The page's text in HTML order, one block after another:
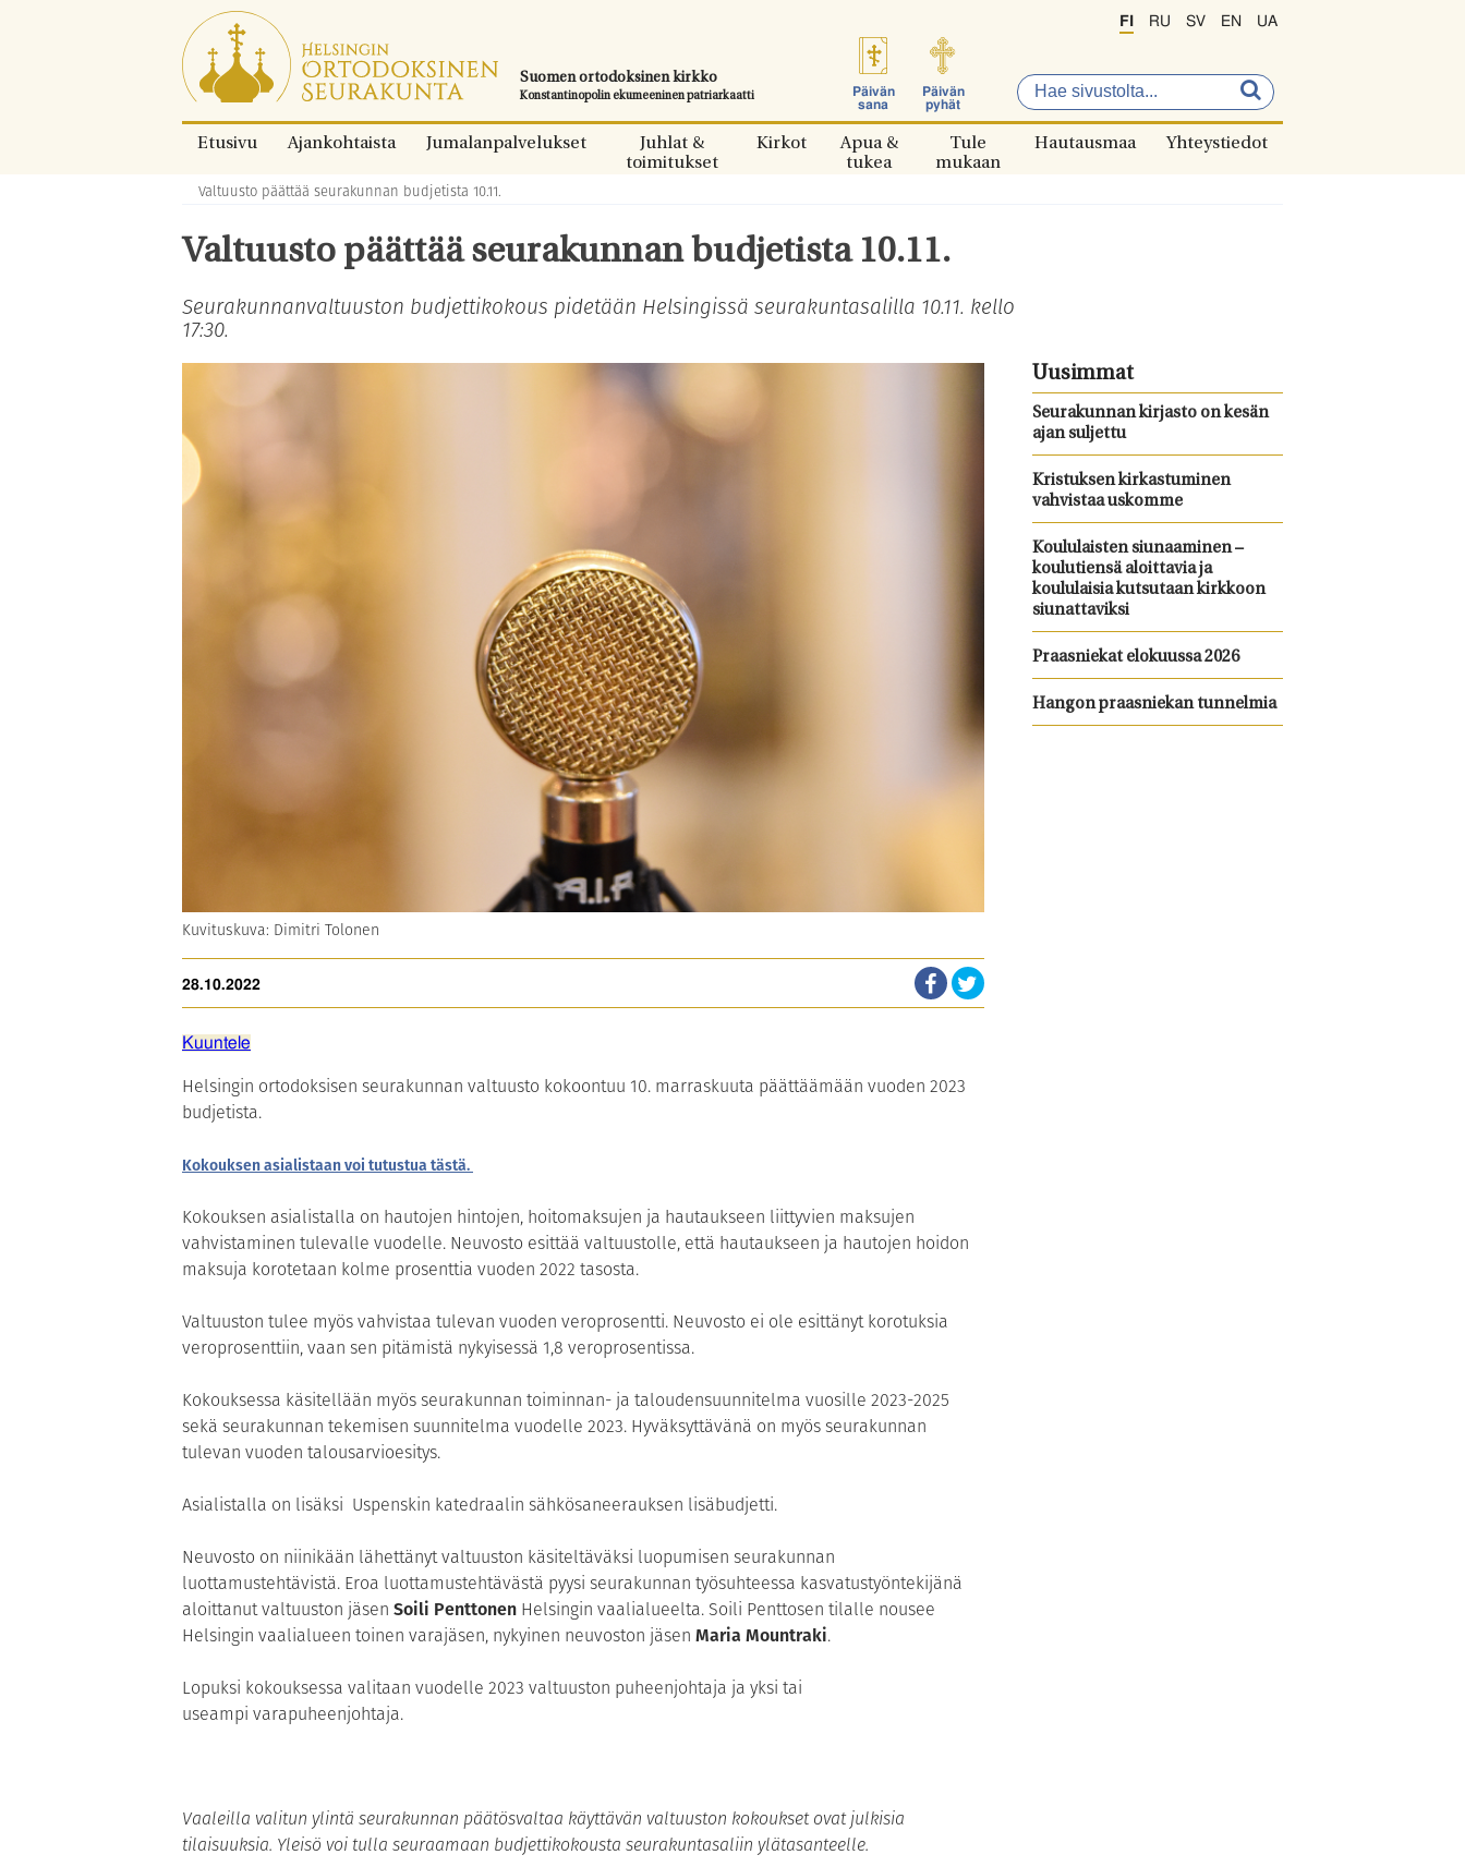
Siirry
suoraan
sisältöön.
Suomen ortodoksinen kirkko
Konstantinopolin ekumeeninen patriarkaatti
Päivän
sana
Päivän
pyhät
FI RU SV EN UA
Etusivu Ajankohtaista Jumalanpalvelukset
Juhlat &
toimitukset
Kirkot
Apua &
tukea
Tule
mukaan
Hautausmaa Yhteystiedot
Murupolku:
Valtuusto päättää seurakunnan budjetista 10.11.
Valtuusto päättää seurakunnan budjetista 10.11.
Seurakunnanvaltuuston budjettikokous pidetään Helsingissä seurakuntasalilla 10.11. kello
17:30.
Kuvituskuva: Dimitri Tolonen
28.10.2022
Kuuntele
Helsingin ortodoksisen seurakunnan valtuusto kokoontuu 10. marraskuuta päättäämään vuoden 2023
budjetista.
Kokouksen asialistaan voi tutustua tästä.
Kokouksen asialistalla on hautojen hintojen, hoitomaksujen ja hautaukseen liittyvien maksujen
vahvistaminen tulevalle vuodelle. Neuvosto esittää valtuustolle, että hautaukseen ja hautojen hoidon
maksuja korotetaan kolme prosenttia vuoden 2022 tasosta.
Valtuuston tulee myös vahvistaa tulevan vuoden veroprosentti. Neuvosto ei ole esittänyt korotuksia
veroprosenttiin, vaan sen pitämistä nykyisessä 1,8 veroprosentissa.
Kokouksessa käsitellään myös seurakunnan toiminnan- ja taloudensuunnitelma vuosille 2023-2025
sekä seurakunnan tekemisen suunnitelma vuodelle 2023. Hyväksyttävänä on myös seurakunnan
tulevan vuoden talousarvioesitys.
Asialistalla on lisäksi Uspenskin katedraalin sähkösaneerauksen lisäbudjetti.
Neuvosto on niinikään lähettänyt valtuuston käsiteltäväksi luopumisen seurakunnan
luottamustehtävistä. Eroa luottamustehtävästä pyysi seurakunnan työsuhteessa kasvatustyöntekijänä
aloittanut valtuuston jäsen Soili Penttonen Helsingin vaalialueelta. Soili Penttosen tilalle nousee
Helsingin vaalialueen toinen varajäsen, nykyinen neuvoston jäsen Maria Mountraki.
Lopuksi kokouksessa valitaan vuodelle 2023 valtuuston puheenjohtaja ja yksi tai
useampi varapuheenjohtaja.
Vaaleilla valitun ylintä seurakunnan päätösvaltaa käyttävän valtuuston kokoukset ovat julkisia
tilaisuuksia. Yleisö voi tulla seuraamaan budjettikokousta seurakuntasaliin ylätasanteelle.
Uusimmat
Seurakunnan kirjasto on kesän
ajan suljettu
Kristuksen kirkastuminen
vahvistaa uskomme
Koululaisten siunaaminen –
koulutiensä aloittavia ja
koululaisia kutsutaan kirkkoon
siunattaviksi
Praasniekat elokuussa 2026
Hangon praasniekan tunnelmia